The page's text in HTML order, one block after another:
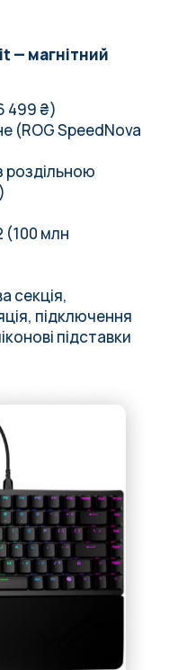
— магнітний
499 ₴)
(ROG SpeedNova
роздільною
(100 млн
секція,
підключення
підставки